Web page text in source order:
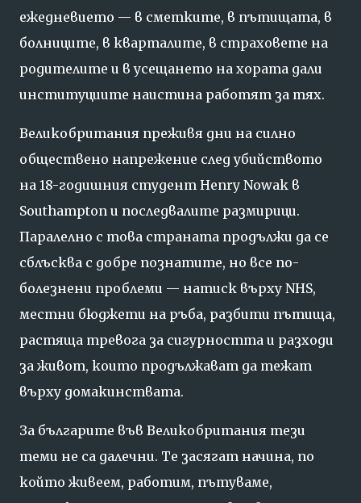
ежедневието — в сметките, в пътищата, в
болниците, в кварталите, в страховете на
родителите и в усещането на хората дали
институциите наистина работят за тях.
Великобритания преживя дни на силно
обществено напрежение след убийството
на 18-годишния студент Henry Nowak в
Southampton и последвалите размирици.
Паралелно с това страната продължи да се
сблъсква с добре познатите, но все по-
болезнени проблеми — натиск върху NHS,
местни бюджети на ръба, разбити пътища,
растяща тревога за сигурността и разходи
за живот, които продължават да тежат
върху домакинствата.
За българите във Великобритания тези
теми не са далечни. Те засягат начина, по
който живеем, работим, пътуваме,